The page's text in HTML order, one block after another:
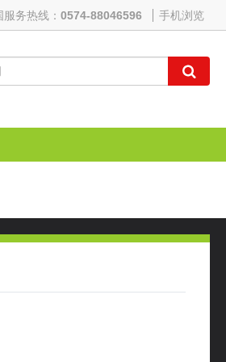
服务热线： 0574-88046596 手机浏览